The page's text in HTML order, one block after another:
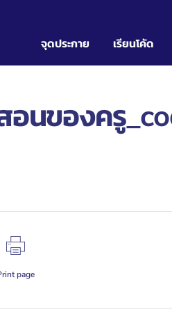
จุดประกาย เรียนโคัด
อนของครู
page